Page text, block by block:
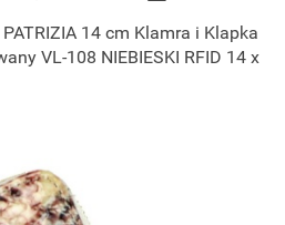
14 cm Klamra i Klapka
VL-108 NIEBIESKI RFID 14 x